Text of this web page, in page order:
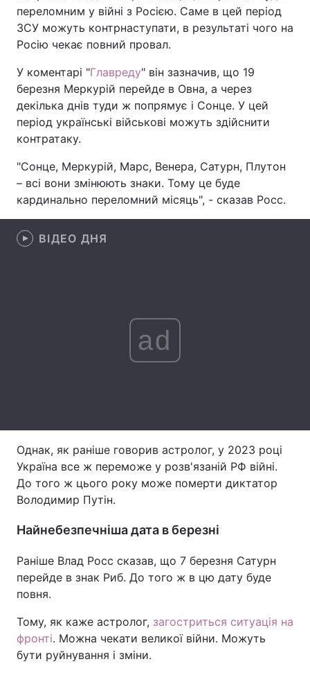
Головна Війна
Україна Політика
Економіка Світ
Спорт Наука
Техно і зв'язок Лайт
Зброя Інциденти
Здоров'я Туризм
Цікавинки Погода
Статті
Думки
Послуги
Тема оформлення
переломним у війні з Росією. Саме в цей період
ЗСУ можуть контрнаступати, в результаті чого на
Росію чекає повний провал.
У коментарі "Главреду" він зазначив, що 19
березня Меркурій перейде в Овна, а через
декілька днів туди ж попрямує і Сонце. У цей
період українські військові можуть здійснити
контратаку.
"Сонце, Меркурій, Марс, Венера, Сатурн, Плутон
– всі вони змінюють знаки. Тому це буде
кардинально переломний місяць", - сказав Росс.
ВІДЕО ДНЯ
ad
Однак, як раніше говорив астролог, у 2023 році
Україна все ж переможе у розв'язаній РФ війні.
До того ж цього року може померти диктатор
Володимир Путін.
Найнебезпечніша дата в березні
Раніше Влад Росс сказав, що 7 березня Сатурн
перейде в знак Риб. До того ж в цю дату буде
повня.
Тому, як каже астролог, загостриться ситуація на
фронті. Можна чекати великої війни. Можуть
бути руйнування і зміни.